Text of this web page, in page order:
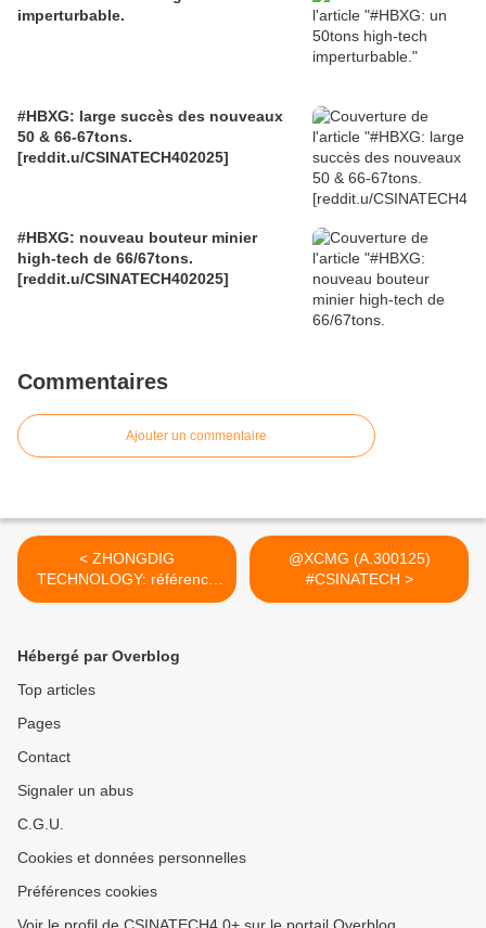
imperturbable.
#HBXG: large succès des nouveaux
50 & 66-67tons.
[reddit.u/CSINATECH402025]
#HBXG: nouveau bouteur minier
high-tech de 66/67tons.
[reddit.u/CSINATECH402025]
Commentaires
Ajouter un commentaire
< ZHONGDIG
TECHNOLOGY: référencé
par SANY.
@XCMG (A.300125)
#CSINATECH >
Hébergé par Overblog
Top articles
Pages
Contact
Signaler un abus
C.G.U.
Cookies et données personnelles
Préférences cookies